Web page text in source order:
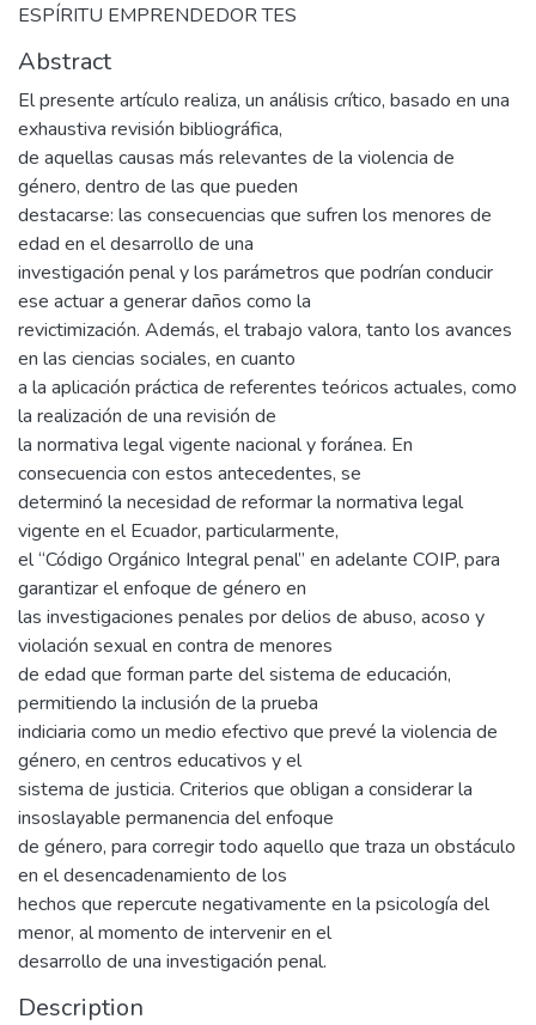
ESPÍRITU EMPRENDEDOR TES
Abstract
El presente artículo realiza, un análisis crítico, basado en una
exhaustiva revisión bibliográfica,
de aquellas causas más relevantes de la violencia de
género, dentro de las que pueden
destacarse: las consecuencias que sufren los menores de
edad en el desarrollo de una
investigación penal y los parámetros que podrían conducir
ese actuar a generar daños como la
revictimización. Además, el trabajo valora, tanto los avances
en las ciencias sociales, en cuanto
a la aplicación práctica de referentes teóricos actuales, como
la realización de una revisión de
la normativa legal vigente nacional y foránea. En
consecuencia con estos antecedentes, se
determinó la necesidad de reformar la normativa legal
vigente en el Ecuador, particularmente,
el “Código Orgánico Integral penal” en adelante COIP, para
garantizar el enfoque de género en
las investigaciones penales por delios de abuso, acoso y
violación sexual en contra de menores
de edad que forman parte del sistema de educación,
permitiendo la inclusión de la prueba
indiciaria como un medio efectivo que prevé la violencia de
género, en centros educativos y el
sistema de justicia. Criterios que obligan a considerar la
insoslayable permanencia del enfoque
de género, para corregir todo aquello que traza un obstáculo
en el desencadenamiento de los
hechos que repercute negativamente en la psicología del
menor, al momento de intervenir en el
desarrollo de una investigación penal.
Description